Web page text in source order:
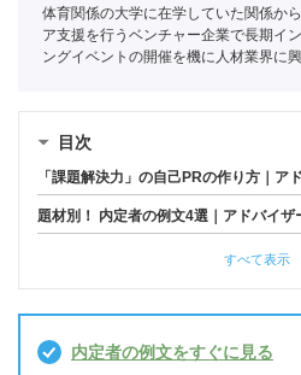
体育関係の大学に在学していた関係か
ア支援を行うベンチャー企業で長期イ
ングイベントの開催を機に人材業界に
目次
「課題解決力」の自己PRの作り方｜ア
題材別！ 内定者の例文4選｜アドバイザ
すべて表示
内定者の例文をすぐに見る